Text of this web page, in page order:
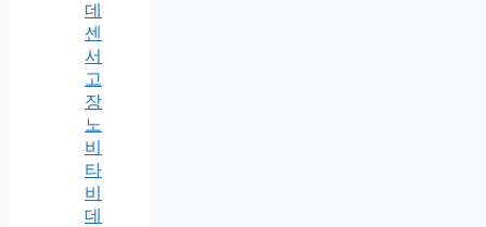
데
센
서
고
장
노
비
타
비
데